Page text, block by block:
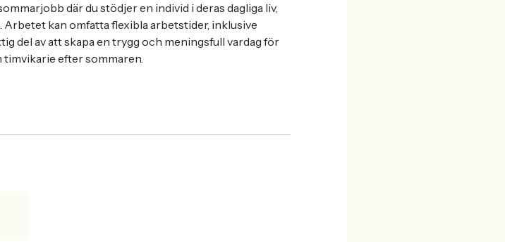
där du stödjer en individ i deras dagliga liv,
kan omfatta flexibla arbetstider, inklusive
del av att skapa en trygg och meningsfull vardag för
efter sommaren.